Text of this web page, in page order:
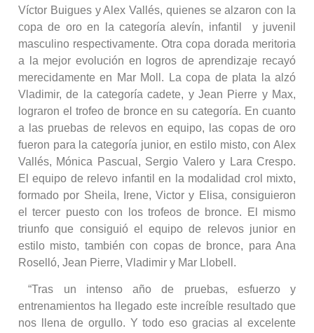
Víctor Buigues y Alex Vallés, quienes se alzaron con la
copa de oro en la categoría alevín, infantil y juvenil
masculino respectivamente. Otra copa dorada meritoria
a la mejor evolución en logros de aprendizaje recayó
merecidamente en Mar Moll. La copa de plata la alzó
Vladimir, de la categoría cadete, y Jean Pierre y Max,
lograron el trofeo de bronce en su categoría. En cuanto
a las pruebas de relevos en equipo, las copas de oro
fueron para la categoría junior, en estilo misto, con Alex
Vallés, Mónica Pascual, Sergio Valero y Lara Crespo.
El equipo de relevo infantil en la modalidad crol mixto,
formado por Sheila, Irene, Victor y Elisa, consiguieron
el tercer puesto con los trofeos de bronce. El mismo
triunfo que consiguió el equipo de relevos junior en
estilo misto, también con copas de bronce, para Ana
Roselló, Jean Pierre, Vladimir y Mar Llobell.
“Tras un intenso año de pruebas, esfuerzo y
entrenamientos ha llegado este increíble resultado que
nos llena de orgullo. Y todo eso gracias al excelente